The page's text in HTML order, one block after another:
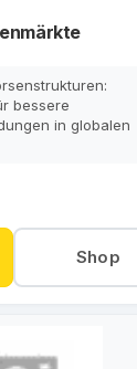
bessere
in globalen
Shop